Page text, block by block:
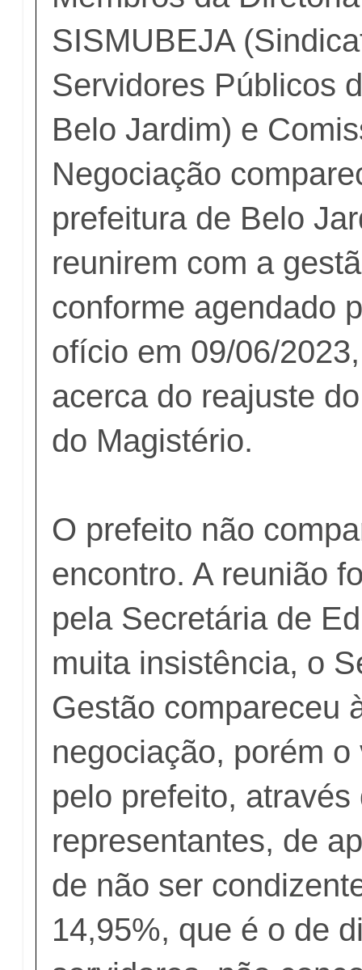
SISMUBEJA
Servidores Públicos
Belo Jardim) e
Negociação
prefeitura de Belo
reunirem com a
conforme agendado
ofício em 09/06/
acerca do reajuste
do Magistério.
O prefeito não
encontro. A reunião
pela Secretária de
muita insistência, o
Gestão compareceu
negociação, porém
pelo prefeito, através
representantes, de
de não ser
14,95%, que é o de